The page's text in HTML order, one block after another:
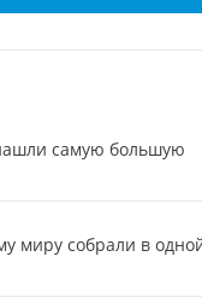
самую большую
миру собрали в